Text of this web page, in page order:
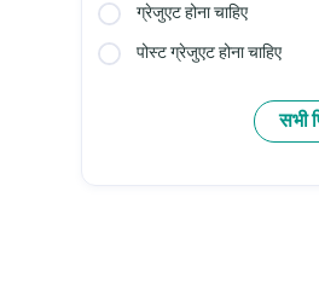
ग्रेजुएट होना चाहिए
पोस्ट ग्रेजुएट होना चाहिए
सभी